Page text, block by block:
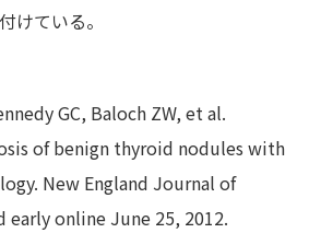
けている。
GC, Baloch ZW, et al.
of benign thyroid nodules with
New England Journal of
early online June 25, 2012.